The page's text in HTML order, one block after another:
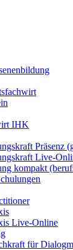
IHK
Präsenz
Live-
kompakt
Live-Online
für